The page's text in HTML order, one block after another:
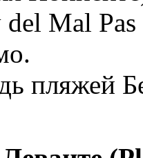
del Mal
пляжей